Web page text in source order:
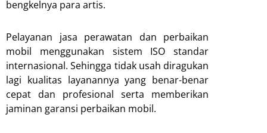
bengkelnya para artis.
Pelayanan jasa perawatan dan perbaikan
mobil menggunakan sistem ISO standar
internasional. Sehingga tidak usah diragukan
lagi kualitas layanannya yang benar-benar
cepat dan profesional serta memberikan
jaminan garansi perbaikan mobil.